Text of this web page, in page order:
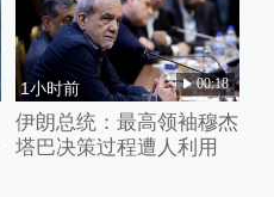
1小时前 00:18
伊朗总统：最高领袖穆杰
塔巴决策过程遭人利用